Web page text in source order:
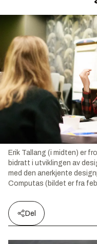
Erik Tallang (i midten) er
bidratt i utviklingen av
med den anerkjente
Computas (bildet er fra
Del